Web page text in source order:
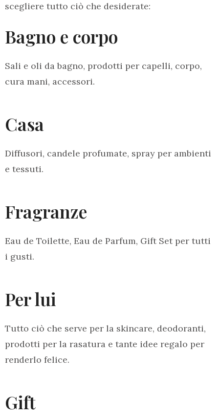
scegliere tutto ciò che desiderate:
Bagno e corpo
Sali e oli da bagno, prodotti per capelli, corpo,
cura mani, accessori.
Casa
Diffusori, candele profumate, spray per ambienti
e tessuti.
Fragranze
Eau de Toilette, Eau de Parfum, Gift Set per tutti
i gusti.
Per lui
Tutto ciò che serve per la skincare, deodoranti,
prodotti per la rasatura e tante idee regalo per
renderlo felice.
Gift